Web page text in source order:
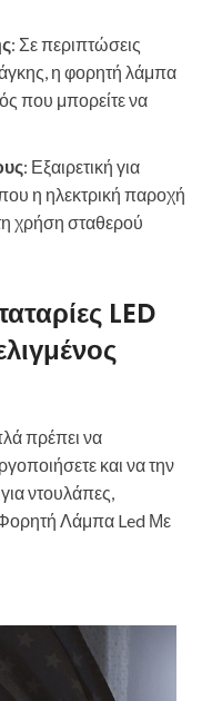
: Σε περιπτώσεις
η φορητή λάμπα
που μπορείτε να
: Εξαιρετική για
η ηλεκτρική παροχή
χρήση σταθερού
LED
πρέπει να
και να την
ντουλάπες,
Λάμπα Led Με